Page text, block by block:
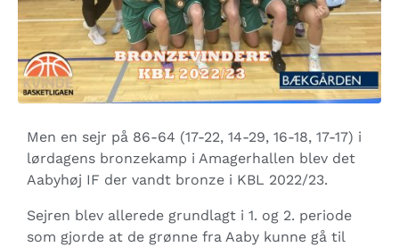
Men en sejr på 86-64 (17-22, 14-29, 16-18, 17-17) i
lørdagens bronzekamp i Amagerhallen blev det
Aabyhøj IF der vandt bronze i KBL 2022/23.
Sejren blev allerede grundlagt i 1. og 2. periode
som gjorde at de grønne fra Aaby kunne gå til